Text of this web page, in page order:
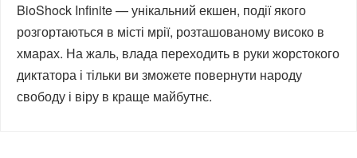
BioShock Infinite — унікальний екшен, події якого
розгортаються в місті мрії, розташованому високо в
хмарах. На жаль, влада переходить в руки жорстокого
диктатора і тільки ви зможете повернути народу
свободу і віру в краще майбутнє.